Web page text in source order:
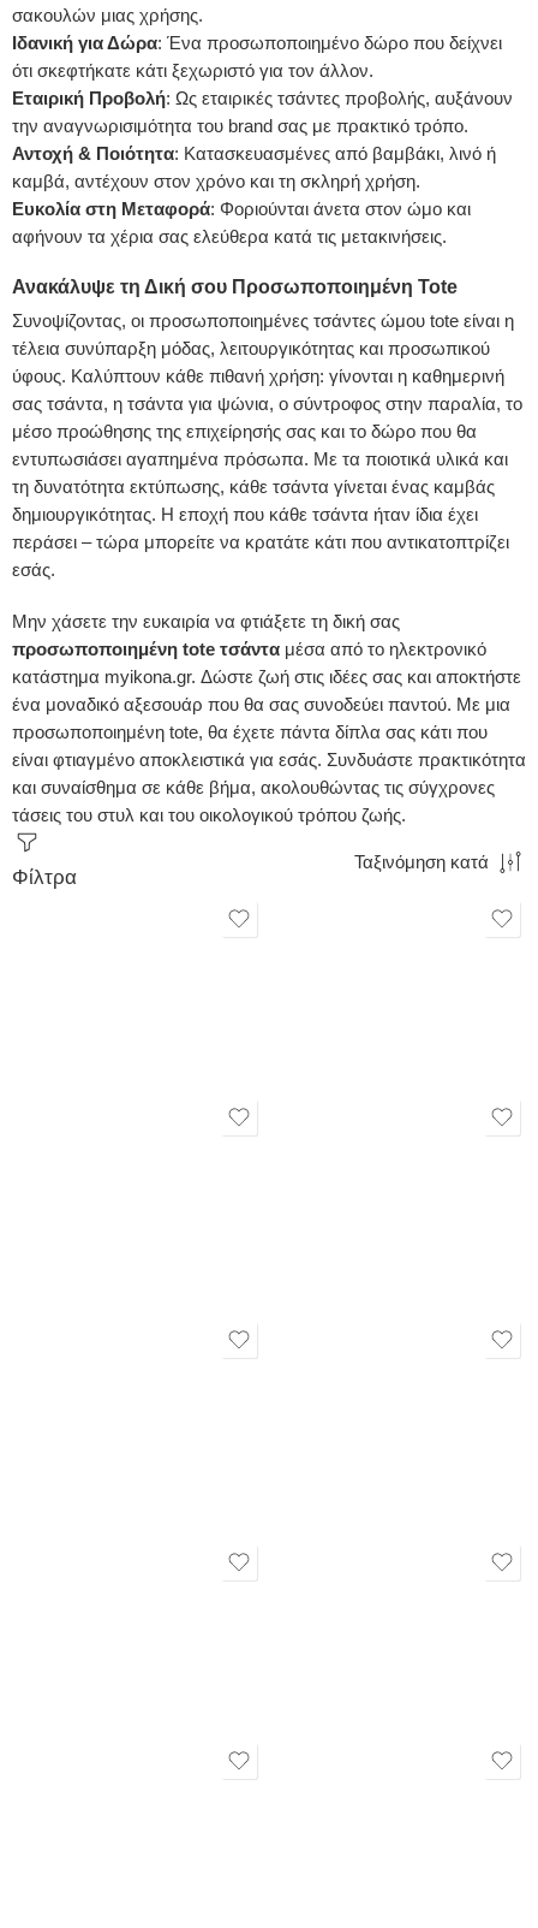
σακουλών μιας χρήσης.
Ιδανική για Δώρα: Ένα προσωποποιημένο δώρο που δείχνει
ότι σκεφτήκατε κάτι ξεχωριστό για τον άλλον.
Εταιρική Προβολή: Ως εταιρικές τσάντες προβολής, αυξάνουν
την αναγνωρισιμότητα του brand σας με πρακτικό τρόπο.
Αντοχή & Ποιότητα: Κατασκευασμένες από βαμβάκι, λινό ή
καμβά, αντέχουν στον χρόνο και τη σκληρή χρήση.
Ευκολία στη Μεταφορά: Φοριούνται άνετα στον ώμο και
αφήνουν τα χέρια σας ελεύθερα κατά τις μετακινήσεις.
Ανακάλυψε τη Δική σου Προσωποποιημένη Tote
Συνοψίζοντας, οι προσωποποιημένες τσάντες ώμου tote είναι η
τέλεια συνύπαρξη μόδας, λειτουργικότητας και προσωπικού
ύφους. Καλύπτουν κάθε πιθανή χρήση: γίνονται η καθημερινή
σας τσάντα, η τσάντα για ψώνια, ο σύντροφος στην παραλία, το
μέσο προώθησης της επιχείρησής σας και το δώρο που θα
εντυπωσιάσει αγαπημένα πρόσωπα. Με τα ποιοτικά υλικά και
τη δυνατότητα εκτύπωσης, κάθε τσάντα γίνεται ένας καμβάς
δημιουργικότητας. Η εποχή που κάθε τσάντα ήταν ίδια έχει
περάσει – τώρα μπορείτε να κρατάτε κάτι που αντικατοπτρίζει
εσάς.
Μην χάσετε την ευκαιρία να φτιάξετε τη δική σας
προσωποποιημένη tote τσάντα μέσα από το ηλεκτρονικό
κατάστημα myikona.gr. Δώστε ζωή στις ιδέες σας και αποκτήστε
ένα μοναδικό αξεσουάρ που θα σας συνοδεύει παντού. Με μια
προσωποποιημένη tote, θα έχετε πάντα δίπλα σας κάτι που
είναι φτιαγμένο αποκλειστικά για εσάς. Συνδυάστε πρακτικότητα
και συναίσθημα σε κάθε βήμα, ακολουθώντας τις σύγχρονες
τάσεις του στυλ και του οικολογικού τρόπου ζωής.
Φίλτρα
Ταξινόμηση κατά